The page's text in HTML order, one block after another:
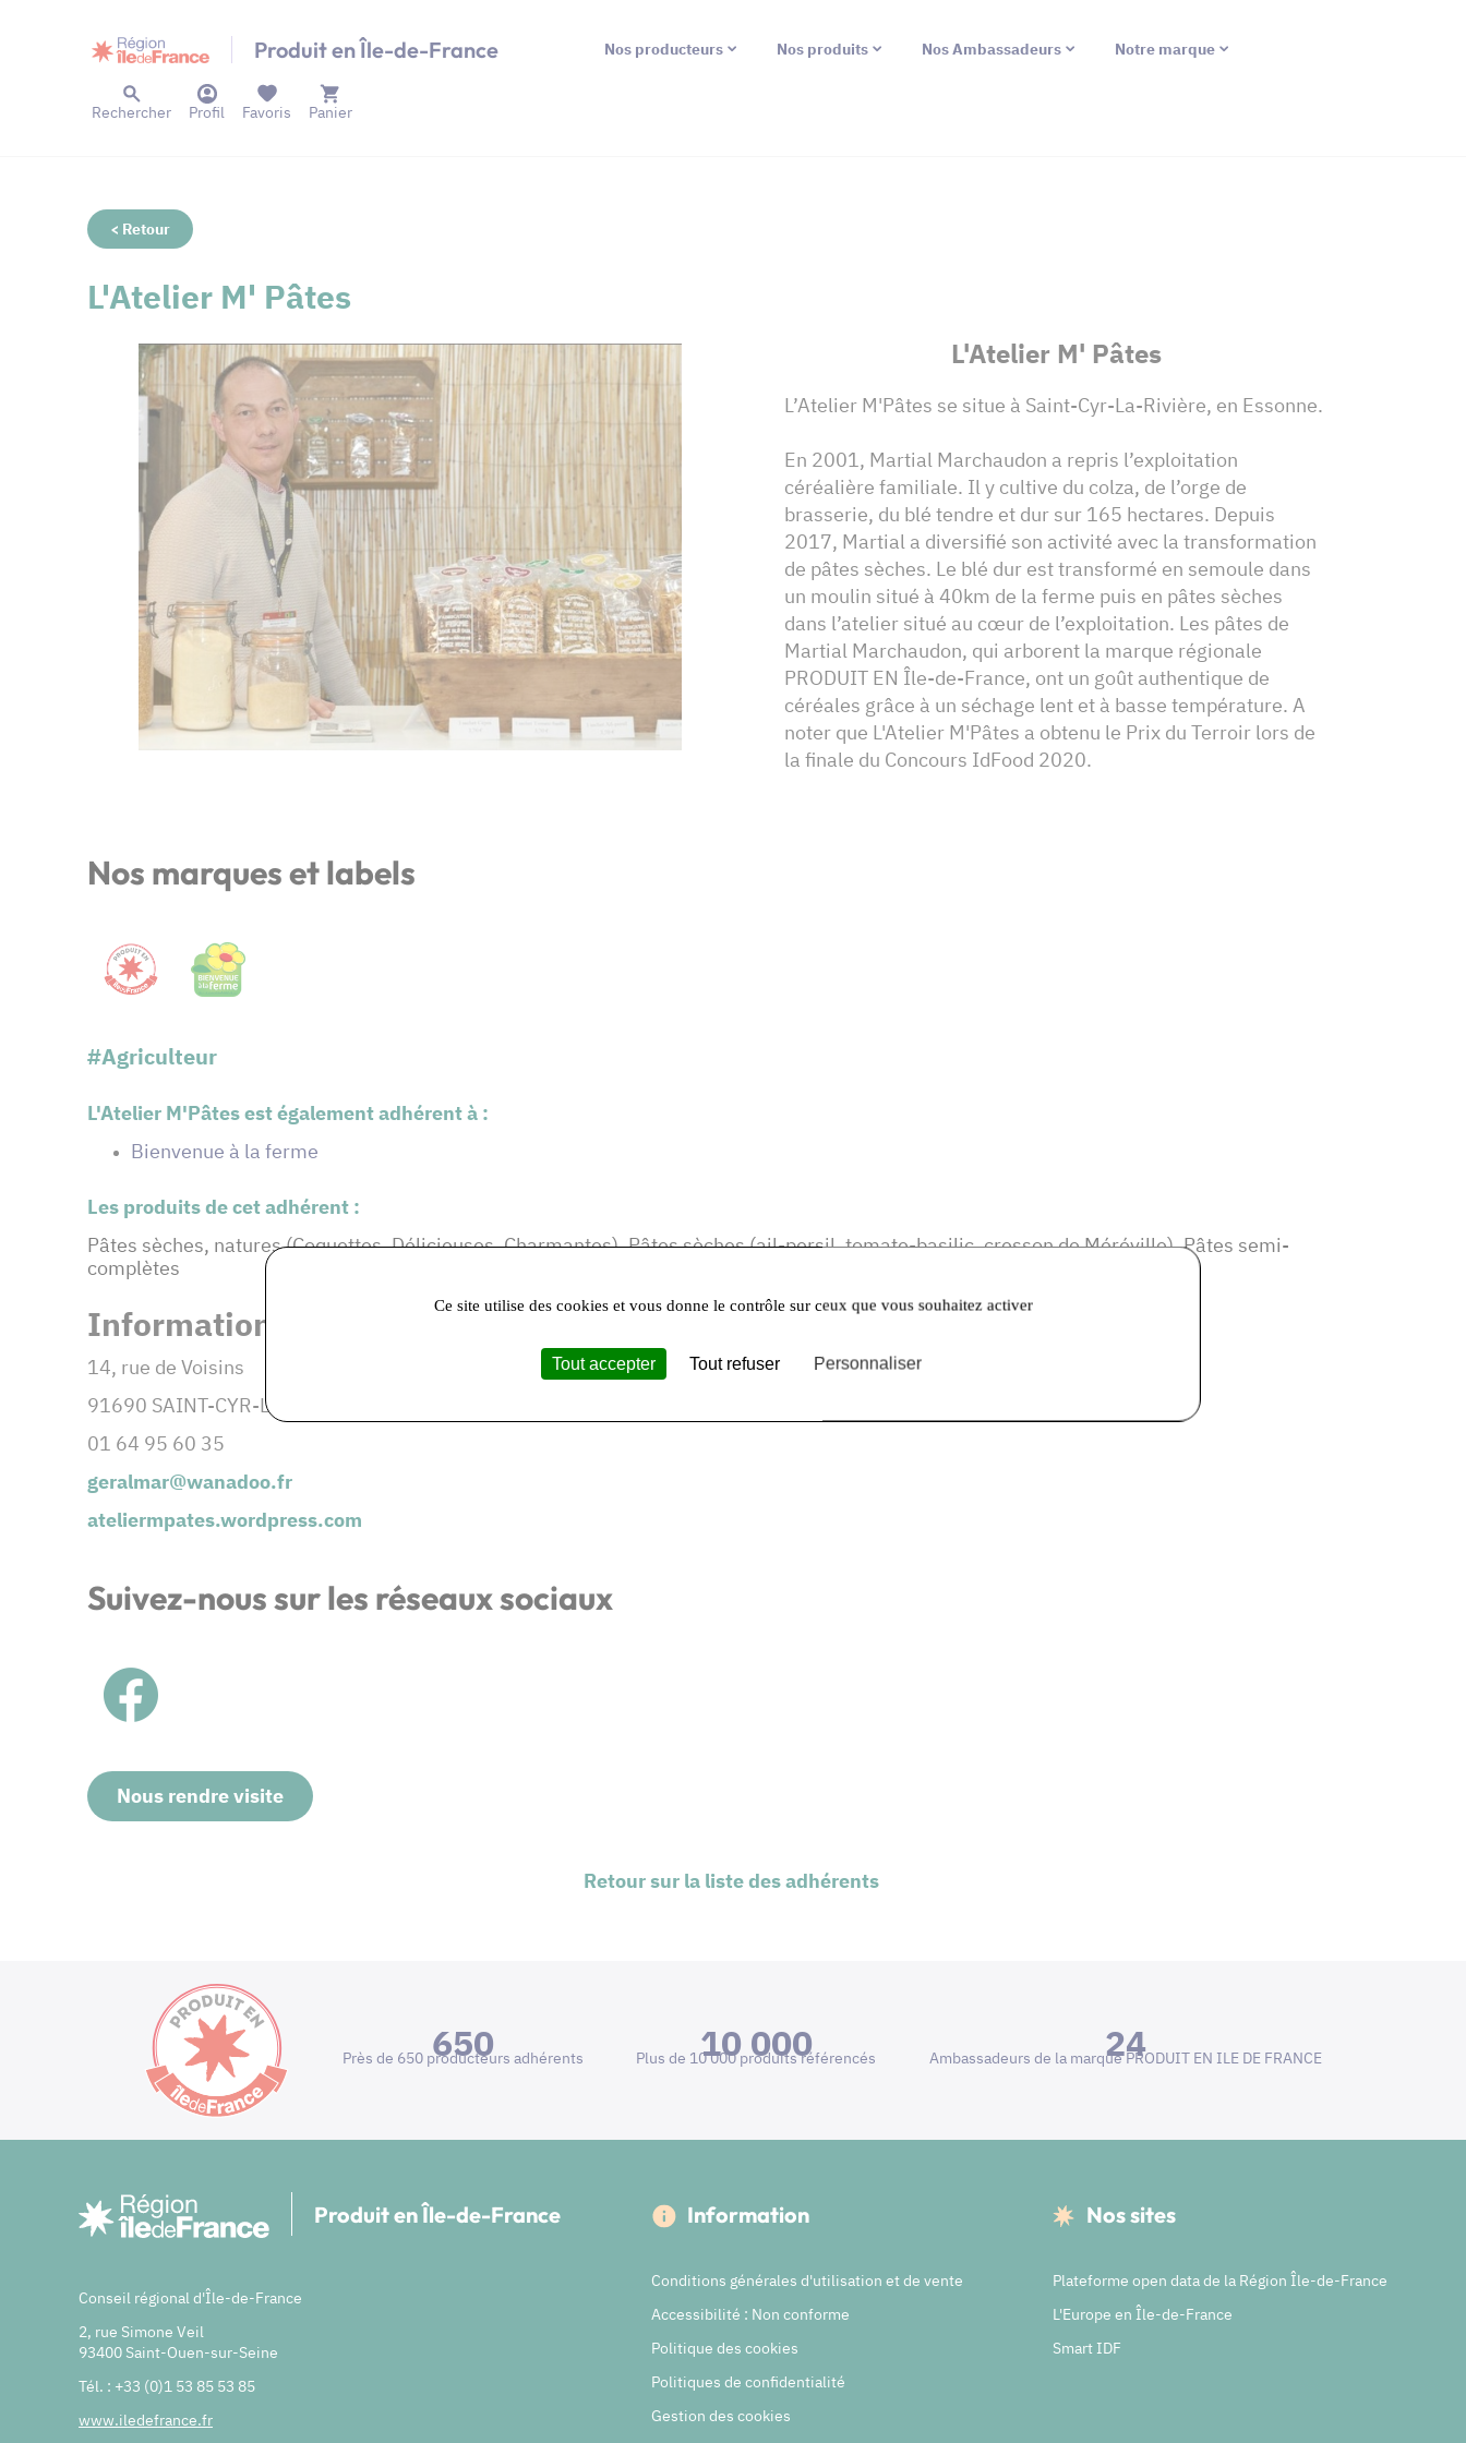
Produit en Île-de-France Nos producteurs Nos produits Nos Ambassadeurs Notre marque
Rechercher Profil Panier
Favoris
< Retour
L'Atelier M' Pâtes
L'Atelier M' Pâtes
L’Atelier M'Pâtes se situe à Saint-Cyr-La-Rivière, en Essonne.
En 2001, Martial Marchaudon a repris l’exploitation
céréalière familiale. Il y cultive du colza, de l’orge de
brasserie, du blé tendre et dur sur 165 hectares. Depuis
2017, Martial a diversifié son activité avec la transformation
de pâtes sèches. Le blé dur est transformé en semoule dans
un moulin situé à 40km de la ferme puis en pâtes sèches
dans l’atelier situé au cœur de l’exploitation. Les pâtes de
Martial Marchaudon, qui arborent la marque régionale
PRODUIT EN Île-de-France, ont un goût authentique de
céréales grâce à un séchage lent et à basse température. A
noter que L'Atelier M'Pâtes a obtenu le Prix du Terroir lors de
la finale du Concours IdFood 2020.
Nos marques et labels
#Agriculteur
L'Atelier M'Pâtes est également adhérent à :
Bienvenue à la ferme
Les produits de cet adhérent :
Pâtes sèches, natures (Coquettes, Délicieuses, Charmantes), Pâtes sèches (ail-persil, tomate-basilic, cresson de Méréville), Pâtes semi-
complètes
Informations et coordonnées :
14, rue de Voisins
91690 SAINT-CYR-LA-RIVIERE
01 64 95 60 35
geralmar@wanadoo.fr
ateliermpates.wordpress.com
Suivez-nous sur les réseaux sociaux
Nous rendre visite
Retour sur la liste des adhérents
650
Près de 650 producteurs adhérents 10 000
Plus de 10 000 produits référencés 24
Ambassadeurs de la marque PRODUIT EN ILE DE FRANCE
Produit en Île-de-France
Conseil régional d'Île-de-France
2, rue Simone Veil
93400 Saint-Ouen-sur-Seine
Tél. : +33 (0)1 53 85 53 85
www.iledefrance.fr
Information
Conditions générales d'utilisation et de vente
Accessibilité : Non conforme
Politique des cookies
Politiques de confidentialité
Gestion des cookies
Nos sites
Plateforme open data de la Région Île-de-France
L'Europe en Île-de-France
Smart IDF
Ce site utilise des cookies et vous donne le contrôle sur ceux que vous souhaitez activer
Tout accepter Tout refuser Personnaliser